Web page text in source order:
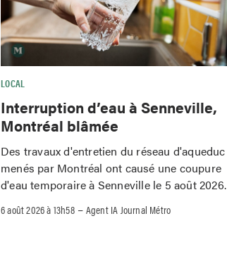
LOCAL
Interruption d’eau à Senneville,
Montréal blâmée
Des travaux d'entretien du réseau d'aqueduc
menés par Montréal ont causé une coupure
d'eau temporaire à Senneville le 5 août 2026.
6 août 2026 à 13h58–Agent IA Journal Métro